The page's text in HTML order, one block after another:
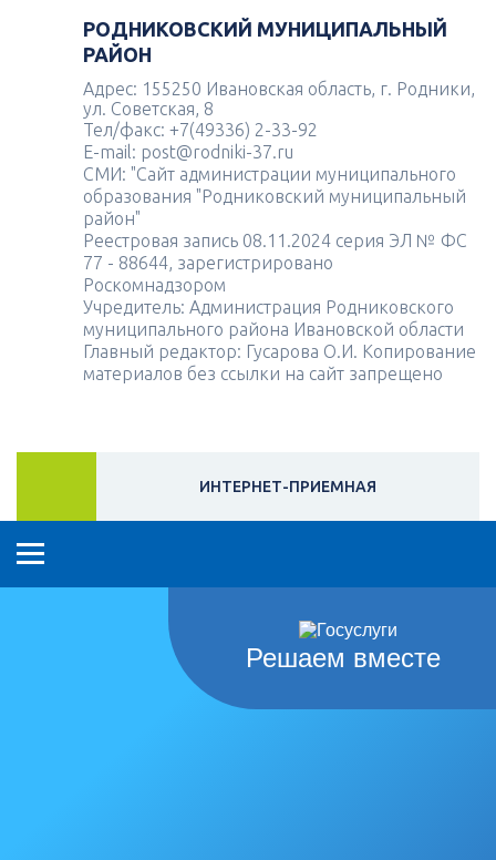
РОДНИКОВСКИЙ МУНИЦИПАЛЬНЫЙ
РАЙОН
Адрес: 155250 Ивановская область, г. Родники,
ул. Советская, 8
Тел/факс: +7(49336) 2-33-92
E-mail: post@rodniki-37.ru
СМИ: "Сайт администрации муниципального
образования "Родниковский муниципальный
район"
Реестровая запись 08.11.2024 серия ЭЛ № ФС
77 - 88644, зарегистрировано
Роскомнадзором
Учредитель: Администрация Родниковского
муниципального района Ивановской области
Главный редактор: Гусарова О.И. Копирование
материалов без ссылки на сайт запрещено
ИНТЕРНЕТ-ПРИЕМНАЯ
Решаем вместе